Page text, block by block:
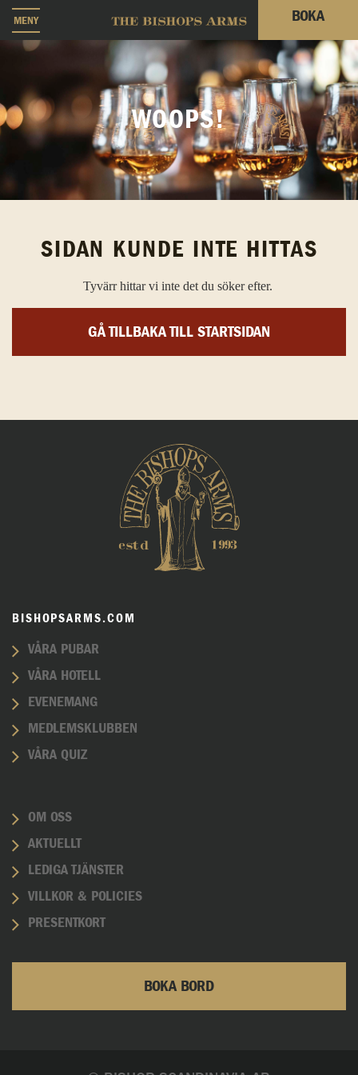
MENY BOKA
WOOPS!
SIDAN KUNDE INTE HITTAS
Tyvärr hittar vi inte det du söker efter.
GÅ TILLBAKA TILL STARTSIDAN
BISHOPSARMS.COM
VÅRA PUBAR
VÅRA HOTELL
EVENEMANG
MEDLEMSKLUBBEN
VÅRA QUIZ
OM OSS
AKTUELLT
LEDIGA TJÄNSTER
VILLKOR & POLICIES
PRESENTKORT
BOKA BORD